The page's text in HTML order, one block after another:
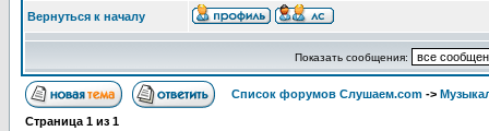
Вернуться к началу
Показать сообщения:
Список форумов Слушаем.com ->
Страница 1 из 1